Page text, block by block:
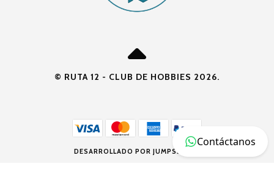
© RUTA 12 - CLUB DE HOBBIES 2026.
DESARROLLADO POR JUMPSELLER
Contáctanos